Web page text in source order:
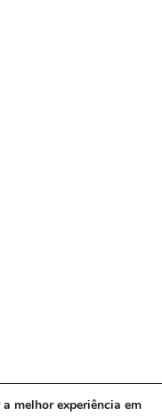
melhor experiência em